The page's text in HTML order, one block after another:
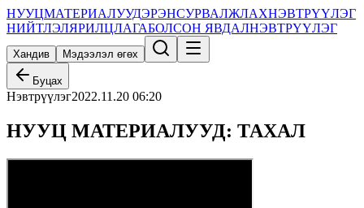
НУУЦМАТЕРИАЛУУДЭРЭНСУРВАЛЖЛАХНЭВТРҮҮЛЭГ
НИЙТЛЭЛЯРИЛЦЛАГАБОЛСОН ЯВДАЛНЭВТРҮҮЛЭГ
Хандив Мэдээлэл өгөх
Буцах
Нэвтрүүлэг2022.11.20 06:20
НУУЦ МАТЕРИАЛУУД: ТАХАЛ